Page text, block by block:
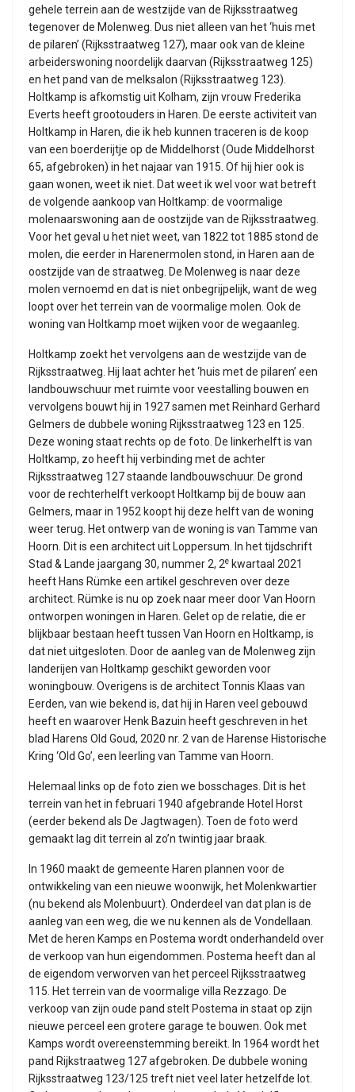
gehele terrein aan de westzijde van de Rijksstraatweg
tegenover de Molenweg. Dus niet alleen van het ‘huis met
de pilaren’ (Rijksstraatweg 127), maar ook van de kleine
arbeiderswoning noordelijk daarvan (Rijksstraatweg 125)
en het pand van de melksalon (Rijksstraatweg 123).
Holtkamp is afkomstig uit Kolham, zijn vrouw Frederika
Everts heeft grootouders in Haren. De eerste activiteit van
Holtkamp in Haren, die ik heb kunnen traceren is de koop
van een boerderijtje op de Middelhorst (Oude Middelhorst
65, afgebroken) in het najaar van 1915. Of hij hier ook is
gaan wonen, weet ik niet. Dat weet ik wel voor wat betreft
de volgende aankoop van Holtkamp: de voormalige
molenaarswoning aan de oostzijde van de Rijksstraatweg.
Voor het geval u het niet weet, van 1822 tot 1885 stond de
molen, die eerder in Harenermolen stond, in Haren aan de
oostzijde van de straatweg. De Molenweg is naar deze
molen vernoemd en dat is niet onbegrijpelijk, want de weg
loopt over het terrein van de voormalige molen. Ook de
woning van Holtkamp moet wijken voor de wegaanleg.
Holtkamp zoekt het vervolgens aan de westzijde van de
Rijksstraatweg. Hij laat achter het ‘huis met de pilaren’ een
landbouwschuur met ruimte voor veestalling bouwen en
vervolgens bouwt hij in 1927 samen met Reinhard Gerhard
Gelmers de dubbele woning Rijksstraatweg 123 en 125.
Deze woning staat rechts op de foto. De linkerhelft is van
Holtkamp, zo heeft hij verbinding met de achter
Rijksstraatweg 127 staande landbouwschuur. De grond
voor de rechterhelft verkoopt Holtkamp bij de bouw aan
Gelmers, maar in 1952 koopt hij deze helft van de woning
weer terug. Het ontwerp van de woning is van Tamme van
Hoorn. Dit is een architect uit Loppersum. In het tijdschrift
Stad & Lande jaargang 30, nummer 2, 2e kwartaal 2021
heeft Hans Rümke een artikel geschreven over deze
architect. Rümke is nu op zoek naar meer door Van Hoorn
ontworpen woningen in Haren. Gelet op de relatie, die er
blijkbaar bestaan heeft tussen Van Hoorn en Holtkamp, is
dat niet uitgesloten. Door de aanleg van de Molenweg zijn
landerijen van Holtkamp geschikt geworden voor
woningbouw. Overigens is de architect Tonnis Klaas van
Eerden, van wie bekend is, dat hij in Haren veel gebouwd
heeft en waarover Henk Bazuin heeft geschreven in het
blad Harens Old Goud, 2020 nr. 2 van de Harense Historische
Kring ‘Old Go’, een leerling van Tamme van Hoorn.
Helemaal links op de foto zien we bosschages. Dit is het
terrein van het in februari 1940 afgebrande Hotel Horst
(eerder bekend als De Jagtwagen). Toen de foto werd
gemaakt lag dit terrein al zo’n twintig jaar braak.
In 1960 maakt de gemeente Haren plannen voor de
ontwikkeling van een nieuwe woonwijk, het Molenkwartier
(nu bekend als Molenbuurt). Onderdeel van dat plan is de
aanleg van een weg, die we nu kennen als de Vondellaan.
Met de heren Kamps en Postema wordt onderhandeld over
de verkoop van hun eigendommen. Postema heeft dan al
de eigendom verworven van het perceel Rijksstraatweg
115. Het terrein van de voormalige villa Rezzago. De
verkoop van zijn oude pand stelt Postema in staat op zijn
nieuwe perceel een grotere garage te bouwen. Ook met
Kamps wordt overeenstemming bereikt. In 1964 wordt het
pand Rijkstraatweg 127 afgebroken. De dubbele woning
Rijksstraatweg 123/125 treft niet veel later hetzelfde lot.